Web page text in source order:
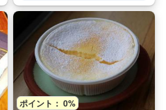
ポイント： 0%